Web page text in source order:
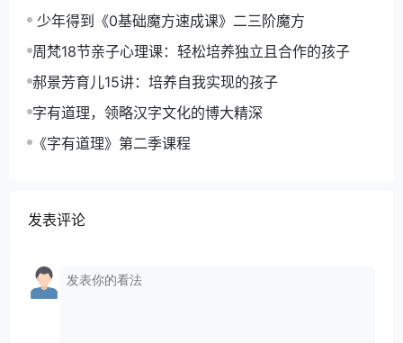
少年得到《0基础魔方速成课》二三阶魔方
周梵18节亲子心理课：轻松培养独立且合作的孩子
郝景芳育儿15讲：培养自我实现的孩子
字有道理，领略汉字文化的博大精深
《字有道理》第二季课程
发表评论